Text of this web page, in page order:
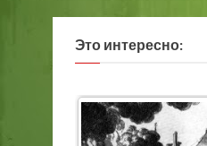
Это интересно: